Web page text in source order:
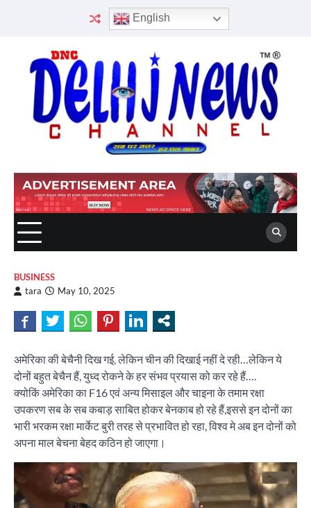
English
BUSINESS
tara
May 10, 2025
अमेरिका की बेचैनी दिख गई, लेकिन चीन की दिखाई नहीं दे रही…लेकिन ये
दोनों बहुत बेचैन हैं, युध्द रोकने के हर संभव प्रयास को कर रहे हैं….
क्योकिं अमेरिका का F16 एवं अन्य मिसाइल और चाइना के तमाम रक्षा
उपकरण सब के सब कबाड़ साबित होकर बेनकाब हो रहे हैं,इससे इन दोनों का
भारी भरकम रक्षा मार्केट बुरी तरह से प्रभावित हो रहा, विश्व मे अब इन दोनों को
अपना माल बेचना बेहद कठिन हो जाएगा।